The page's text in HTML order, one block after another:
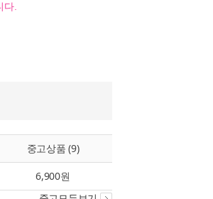
.
중고상품 (9)
6,900원